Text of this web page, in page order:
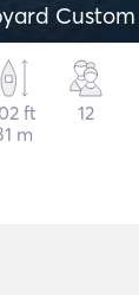
Custom
ft
m
12